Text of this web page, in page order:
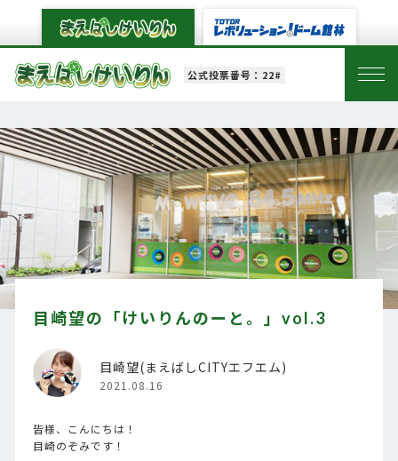
公式投票番号：22#
目崎望の「けいりんのーと。」vol.3
目崎望(まえばしCITYエフエム)
2021.08.16
皆様、こんにちは！
目崎のぞみです！